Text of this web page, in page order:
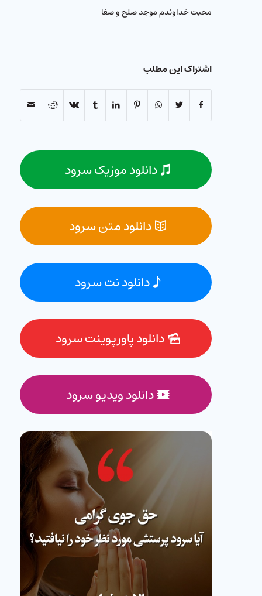
محبت خداوندم موجد صلح و صفا
اشتراک این مطلب
دانلود موزیک سرود
دانلود متن سرود
دانلود نت سرود
دانلود پاورپوینت سرود
دانلود ویدیو سرود